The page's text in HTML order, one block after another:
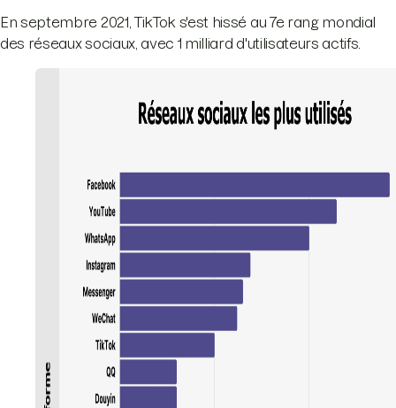
En septembre 2021, TikTok s'est hissé au 7e rang mondial
des réseaux sociaux, avec 1 milliard d'utilisateurs actifs.